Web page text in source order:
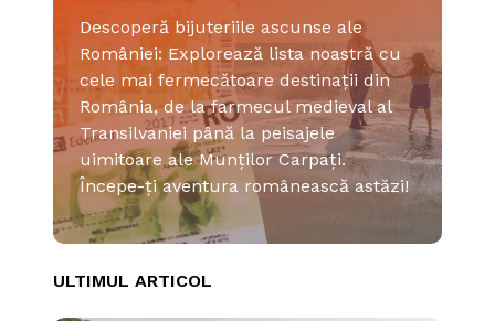
Descoperă bijuteriile ascunse ale
României: Explorează lista noastră cu
cele mai fermecătoare destinații din
România, de la farmecul medieval al
Transilvaniei până la peisajele
uimitoare ale Munților Carpați.
Începe-ți aventura românească astăzi!
ULTIMUL ARTICOL